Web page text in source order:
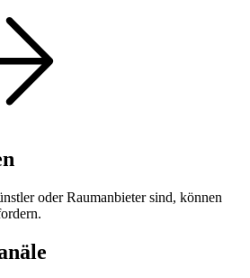
oder Raumanbieter sind, können